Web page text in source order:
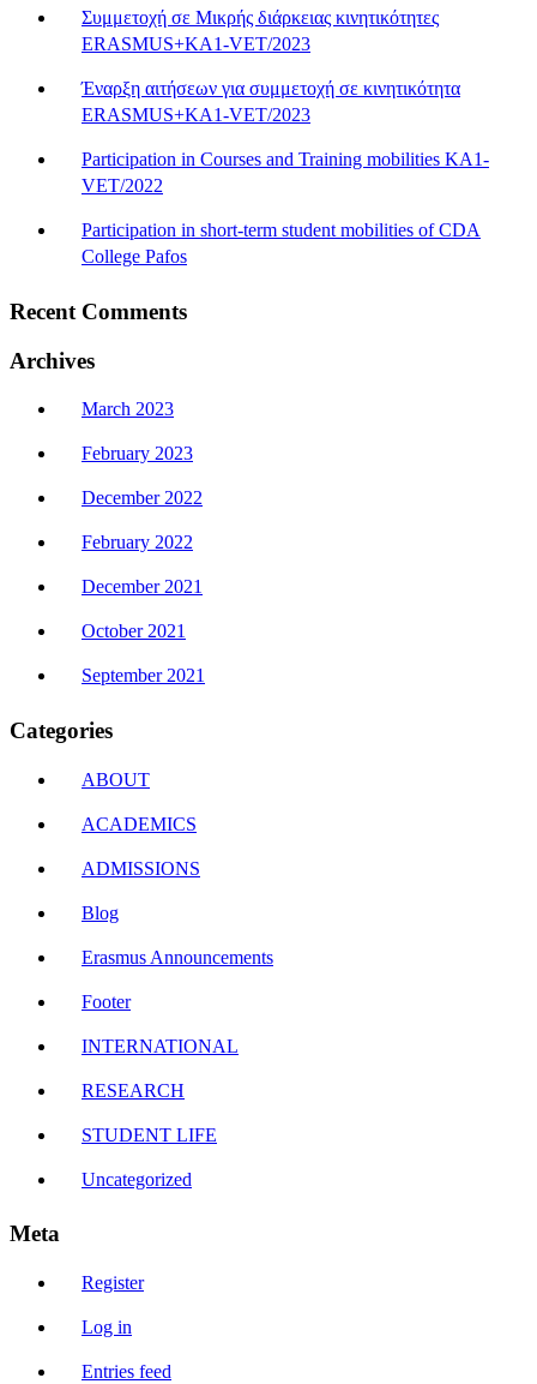
Συμμετοχή σε Μικρής διάρκειας κινητικότητες
ERASMUS+KA1-VET/2023
Έναρξη αιτήσεων για συμμετοχή σε κινητικότητα
ERASMUS+KA1-VET/2023
Participation in Courses and Training mobilities KA1-
VET/2022
Participation in short-term student mobilities of CDA
College Pafos
Recent Comments
Archives
March 2023
February 2023
December 2022
February 2022
December 2021
October 2021
September 2021
Categories
ABOUT
ACADEMICS
ADMISSIONS
Blog
Erasmus Announcements
Footer
INTERNATIONAL
RESEARCH
STUDENT LIFE
Uncategorized
Meta
Register
Log in
Entries feed